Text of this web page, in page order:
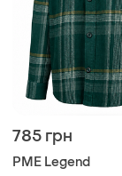
785 грн
PME Legend